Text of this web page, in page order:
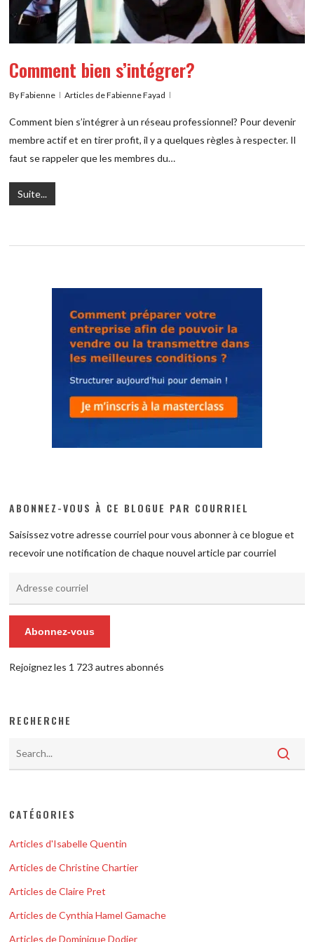
Comment bien s’intégrer?
ByFabienne Articles de Fabienne Fayad
Comment bien s’intégrer à un réseau professionnel? Pour devenir
membre actif et en tirer profit, il y a quelques règles à respecter. Il
faut se rappeler que les membres du…
Suite...
ABONNEZ-VOUS À CE BLOGUE PAR COURRIEL
Saisissez votre adresse courriel pour vous abonner à ce blogue et
recevoir une notification de chaque nouvel article par courriel
Abonnez-vous
Rejoignez les 1 723 autres abonnés
RECHERCHE
CATÉGORIES
Articles d'Isabelle Quentin
Articles de Christine Chartier
Articles de Claire Pret
Articles de Cynthia Hamel Gamache
Articles de Dominique Dodier